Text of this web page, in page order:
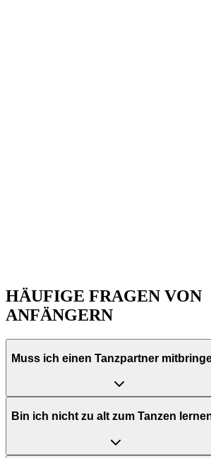
HÄUFIGE FRAGEN VON
ANFÄNGERN
Muss ich einen Tanzpartner
Bin ich nicht zu alt zum Tanzen